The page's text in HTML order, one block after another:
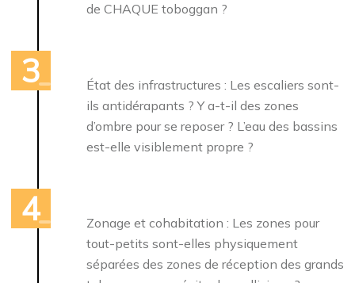
de CHAQUE toboggan ?
État des infrastructures : Les escaliers sont-
ils antidérapants ? Y a-t-il des zones
d’ombre pour se reposer ? L’eau des bassins
est-elle visiblement propre ?
Zonage et cohabitation : Les zones pour
tout-petits sont-elles physiquement
séparées des zones de réception des grands